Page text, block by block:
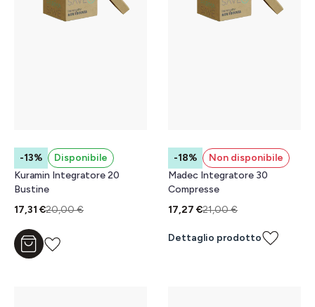
-13%
Disponibile
Kuramin Integratore 20
Bustine
17,31 €20,00 €
Aggiungi al carrello
-18%
Non disponibile
Madec Integratore 30
Compresse
17,27 €21,00 €
Dettaglio prodotto